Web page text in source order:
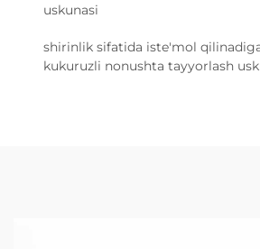
uskunasi
shirinlik sifatida iste'mol
kukuruzli nonushta tayyorlash